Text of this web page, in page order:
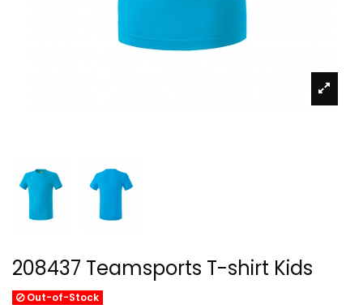
208437 Teamsports T-shirt Kids
Out-of-Stock